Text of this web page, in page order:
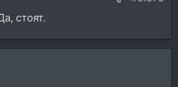
стоят.